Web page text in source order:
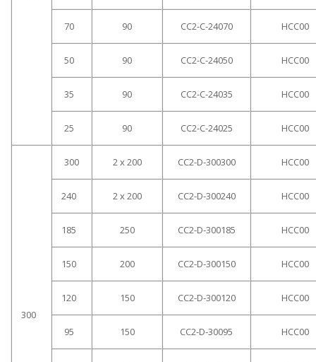
70 90 CC2-C-24070 HCC00
50 90 CC2-C-24050 HCC00
35 90 CC2-C-24035 HCC00
25 90 CC2-C-24025 HCC00
300
300 2 x 200 CC2-D-300300 HCC00
240 2 x 200 CC2-D-300240 HCC00
185 250 CC2-D-300185 HCC00
150 200 CC2-D-300150 HCC00
120 150 CC2-D-300120 HCC00
95 150 CC2-D-30095 HCC00